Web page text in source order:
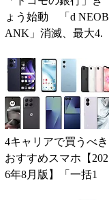
ょう始動 「d NEOB
ANK」消滅、最大4.
解説
4キャリアで買うべき
おすすめスマホ【202
6年8月版】「一括1